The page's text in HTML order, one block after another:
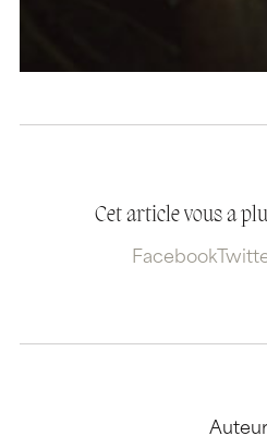
Cet article vous a
Facebook